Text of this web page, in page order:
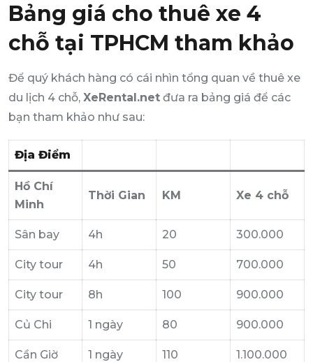
Bảng giá cho thuê xe 4
chỗ tại TPHCM tham khảo
Để quý khách hàng có cái nhìn tổng quan về thuê xe
du lịch 4 chỗ, XeRental.net đưa ra bảng giá để các
bạn tham khảo như sau:
Địa Điểm
Hồ Chí
Minh
Thời Gian KM Xe 4 chỗ
Sân bay 4h 20 300.000
City tour 4h 50 700.000
City tour 8h 100 900.000
Củ Chi 1 ngày 80 900.000
Cần Giờ 1 ngày 110 1.100.000